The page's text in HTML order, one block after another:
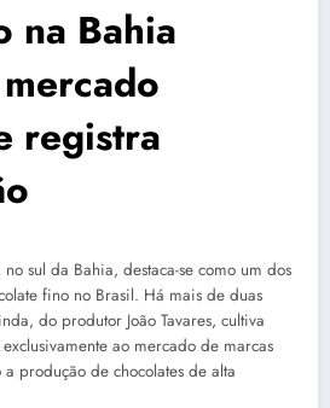
na Bahia
registra
sul da Bahia, destaca-se como um dos
fino no Brasil. Há mais de duas
do produtor João Tavares, cultiva
ao mercado de marcas
produção de chocolates de alta